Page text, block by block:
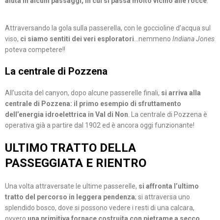
Attraversando la gola sulla passerella, con le goccioline d’acqua sul
viso, ci siamo sentiti dei veri esploratori…nemmeno Indiana Jones
poteva competere!!
La centrale di Pozzena
All’uscita del canyon, dopo alcune passerelle finali, si arriva alla
centrale di Pozzena: il primo esempio di sfruttamento
dell’energia idroelettrica in Val di Non. La centrale di Pozzena è
operativa già a partire dal 1902 ed è ancora oggi funzionante!
ULTIMO TRATTO DELLA
PASSEGGIATA E RIENTRO
Una volta attraversate le ultime passerelle, si affronta l’ultimo
tratto del percorso in leggera pendenza; si attraversa uno
splendido bosco, dove si possono vedere i resti di una calcara,